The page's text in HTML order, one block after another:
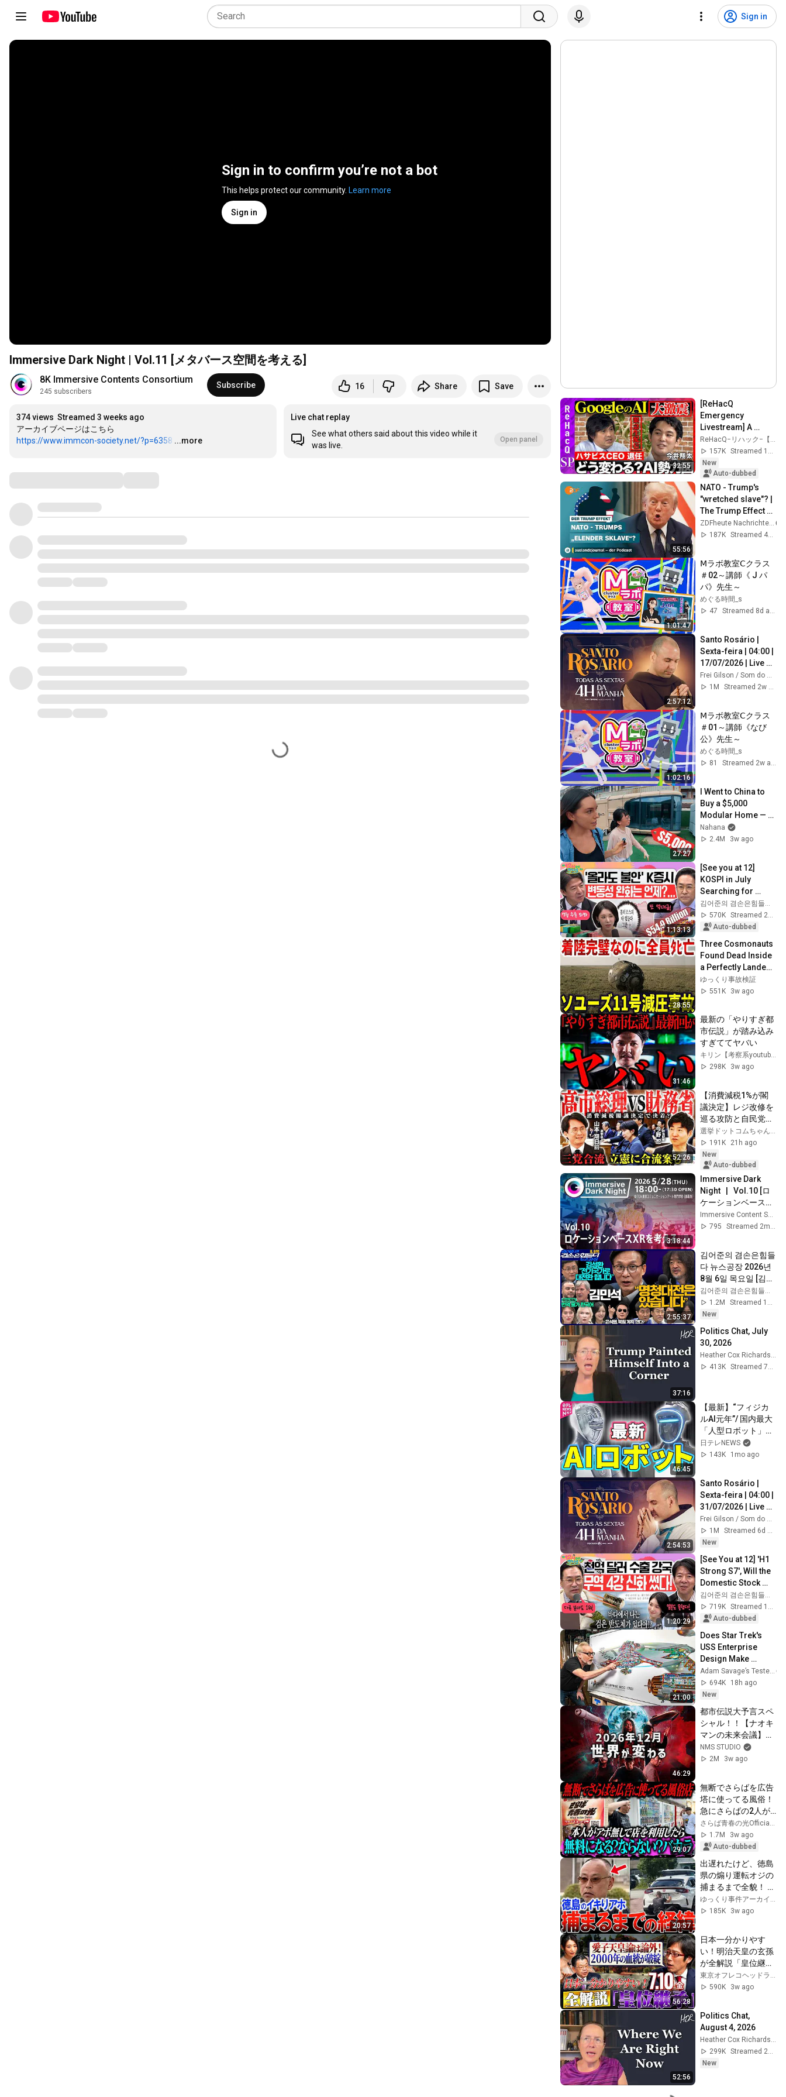
Sign in
Sign in to confirm you’re not a bot
This helps protect our community. Learn more
Sign in
Immersive Dark Night | Vol.11 [メタバース空間を考える]
8K Immersive Contents Consortium
245 subscribers
Subscribe 16 Share Save
374 views Streamed 3 weeks ago
https://www.immcon-society.net/?p=6358 …
...more
Live chat replay
See what others said about this video while it
was live.
Open panel
32:55
[ReHacQ
Emergency
Livestream] A
Massive Shake-Up!
How Will Google's
AI Strategy
Change? [Hiroki T...
ReHacQ−リハック−【公式】
157K
Streamed 1d ago
New
Auto-dubbed
55:56
NATO - Trump's
"wretched slave"? |
The Trump Effect
#66 |
auslandsjournal -
ZDFheute Nachrichten
187K
Streamed 4w ago
1:01:47
Ⅿラボ教室Ⅽクラス
＃02～講師《 J パ
パ》先生～
めぐる時間_s
47
Streamed 8d ago
2:57:12
Santo Rosário |
Sexta-feira | 04:00 |
17/07/2026 | Live
Ao vivo
Frei Gilson / Som do Monte - OFICIAL
1M
Streamed 2w ago
1:02:16
Ⅿラボ教室Ⅽクラス
＃01～講師《なび
公》先生～
めぐる時間_s
81
27:27
I Went to China to
Buy a $5,000
Modular Home —
What's the Real
Cost?
Nahana
2.4M
3w ago
1:13:13
[See you at 12]
KOSPI in July
Searching for
Direction! Starting
Up Today... Is This
the First Ste...
570K
Auto-dubbed
28:55
Three Cosmonauts
Found Dead Inside
a Perfectly Landed
Capsule: The Truth
Behind the Soyuz
ゆっくり事故検証
551K
3w ago
31:46
最新の「やりすぎ都
市伝説」が踏み込み
すぎててヤバい
キリン【考察系youtuber】
298K
3w ago
52:26
【消費減税1%が閣
議決定】レジ改修を
巡る攻防と自民党内
の激しい葛藤／中
道・立憲・公明の3
党合流構想に浮上し
た「第4の選択肢」
とは？【今野忍×山
本期日前】｜選挙ド
ットコム
選挙ドットコムちゃんねる
191K
21h ago
New
Auto-dubbed
3:18:44
Immersive Dark
Night   |   Vol.10 [ロ
ケーションベースXR
を考える]
Immersive Content Society
795
Streamed 2mo ago
2:55:37
김어준의 겸손은힘들
다 뉴스공장 2026년
8월 6일 목요일 [김민
석, 김성환, 홍사훈X
주진우X봉지욱X박시
동, 동네사람들]
김어준의 겸손은힘들다 뉴스공장
1.2M
Streamed 1d ago
New
37:16
Politics Chat, July
30, 2026
Heather Cox Richardson
413K
Streamed 7d ago
46:45
【最新】“フィジカ
ルAI元年”/ 国内最大
「人型ロボット」研
究開発拠点を公開 /
病院で実証実験 / 実
ット運動会」（日テ
レNEWS）
日テレNEWS
143K
1mo ago
2:54:53
Santo Rosário |
Sexta-feira | 04:00 |
31/07/2026 | Live
Ao vivo
Frei Gilson / Som do Monte - OFICIAL
1M
Streamed 6d ago
New
1:20:29
[See You at 12] 'H1
Strong S7', Will the
Domestic Stock
Market Shake from
the Start of July? |
'A...
김어준의 겸손은힘들다 뉴스공장
719K
Streamed 1mo ago
Auto-dubbed
21:00
Does Star Trek's
USS Enterprise
Design Make
Sense?
Adam Savage’s Tested
694K
18h ago
New
46:29
都市伝説大予言スペ
シャル！！【ナオキ
マンの未来会議】
（神回）
NMS STUDIO
2M
3w ago
29:07
無断でさらばを広告
塔に使ってる風俗！
急にさらばの2人が
来店したら流石に無
料になる？ならな
い？バカラ！！
1.7M
3w ago
Auto-dubbed
20:57
出遅れたけど、徳島
県の煽り運転オジの
捕まるまで全貌！
【ゆっくり解説】 新
井幸治
185K
3w ago
56:28
日本一分かりやす
い！明治天皇の玄孫
が全解説「皇位継承
問題」ゲスト：竹田
恒泰【東京オフレコ
をり ＃長尾賢 #竹田
恒泰 #皇室
590K
3w ago
52:56
Politics Chat,
August 4, 2026
299K
New